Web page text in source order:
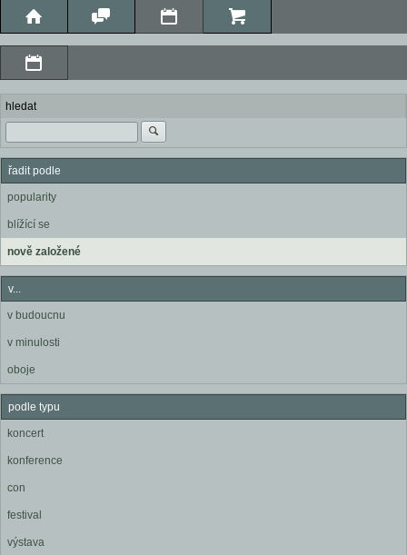
hledat
řadit podle
popularity
blížící se
nově založené
v...
v budoucnu
v minulosti
oboje
podle typu
koncert
konference
con
festival
výstava